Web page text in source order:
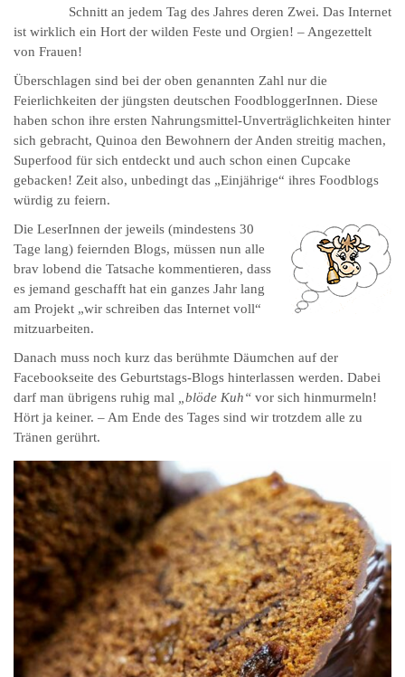
Schnitt an jedem Tag des Jahres deren Zwei. Das Internet
ist wirklich ein Hort der wilden Feste und Orgien! – Angezettelt
von Frauen!
Überschlagen sind bei der oben genannten Zahl nur die
Feierlichkeiten der jüngsten deutschen FoodbloggerInnen. Diese
haben schon ihre ersten Nahrungsmittel-Unverträglichkeiten hinter
sich gebracht, Quinoa den Bewohnern der Anden streitig machen,
Superfood für sich entdeckt und auch schon einen Cupcake
gebacken! Zeit also, unbedingt das „Einjährige“ ihres Foodblogs
würdig zu feiern.
Die LeserInnen der jeweils (mindestens 30
Tage lang) feiernden Blogs, müssen nun alle
brav lobend die Tatsache kommentieren, dass
es jemand geschafft hat ein ganzes Jahr lang
am Projekt „wir schreiben das Internet voll“
mitzuarbeiten.
Danach muss noch kurz das berühmte Däumchen auf der
Facebookseite des Geburtstags-Blogs hinterlassen werden. Dabei
darf man übrigens ruhig mal
„blöde Kuh“ vor sich hinmurmeln!
Hört ja keiner. – Am Ende des Tages sind wir trotzdem alle zu
Tränen gerührt.